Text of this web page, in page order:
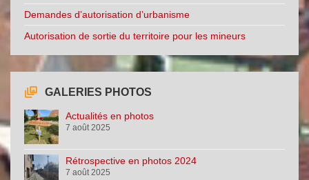
Demandes d’autorisation d’urbanisme
Autorisation de sortie du territoire pour les mineurs
GALERIES PHOTOS
Actualités en photos
7 août 2025
Rétrospective en photos 2024
7 août 2025